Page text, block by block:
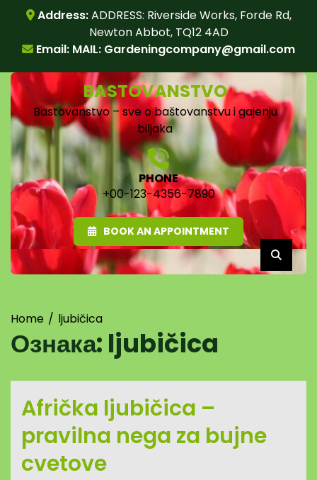
content
Address:ADDRESS: Riverside Works, Forde Rd,
Newton Abbot, TQ12 4AD
Email: MAIL: Gardeningcompany@gmail.com
BASTOVANSTVO
Bastovanstvo – sve o baštovanstvu i gajenju
biljaka
PHONE
+00-123-4356-7890
BOOK AN APPOINTMENT
Home ljubičica
Ознака: ljubičica
Afrička ljubičica –
pravilna nega za bujne
cvetove